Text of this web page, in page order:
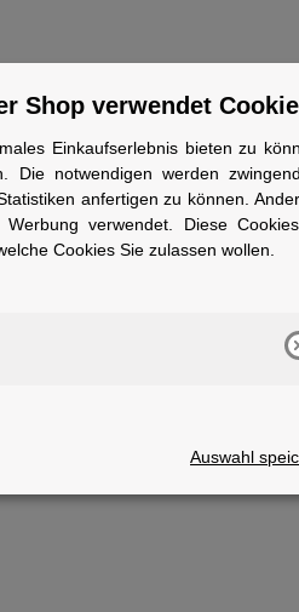
Shop verwendet
Einkaufserlebnis bieten zu
Die notwendigen werden
anfertigen zu können.
verwendet. Diese
Cookies Sie zulassen wollen.
Auswahl